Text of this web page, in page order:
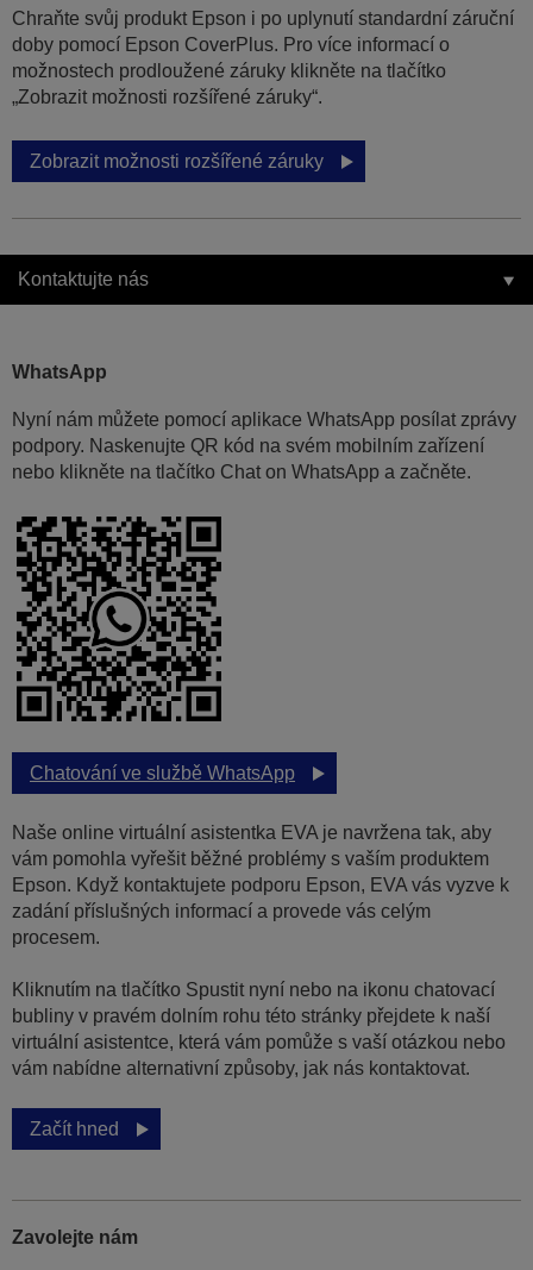
Chraňte svůj produkt Epson i po uplynutí standardní záruční
doby pomocí Epson CoverPlus. Pro více informací o
možnostech prodloužené záruky klikněte na tlačítko
„Zobrazit možnosti rozšířené záruky“.
Zobrazit možnosti rozšířené záruky
Kontaktujte nás
WhatsApp
Nyní nám můžete pomocí aplikace WhatsApp posílat zprávy
podpory. Naskenujte QR kód na svém mobilním zařízení
nebo klikněte na tlačítko Chat on WhatsApp a začněte.
Chatování ve službě WhatsApp
Naše online virtuální asistentka EVA je navržena tak, aby
vám pomohla vyřešit běžné problémy s vaším produktem
Epson. Když kontaktujete podporu Epson, EVA vás vyzve k
zadání příslušných informací a provede vás celým
procesem.
Kliknutím na tlačítko Spustit nyní nebo na ikonu chatovací
bubliny v pravém dolním rohu této stránky přejdete k naší
virtuální asistentce, která vám pomůže s vaší otázkou nebo
vám nabídne alternativní způsoby, jak nás kontaktovat.
Začít hned
Zavolejte nám